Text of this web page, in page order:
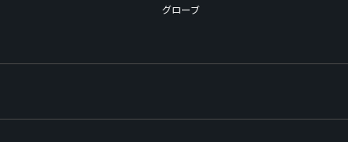
グローブ